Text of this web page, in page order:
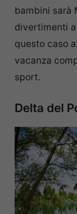
bambini sarà
divertimenti a
questo caso
vacanza
sport.
Delta del